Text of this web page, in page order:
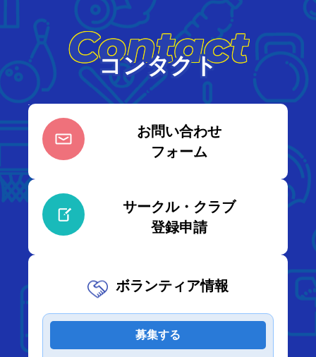
Contact
コンタクト
お問い合わせ
フォーム
サークル・クラブ
登録申請
ボランティア情報
募集する